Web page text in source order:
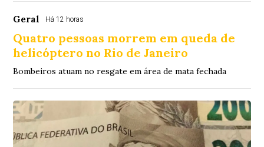
Geral Há 12 horas
Quatro pessoas morrem em queda de
helicóptero no Rio de Janeiro
Bombeiros atuam no resgate em área de mata fechada